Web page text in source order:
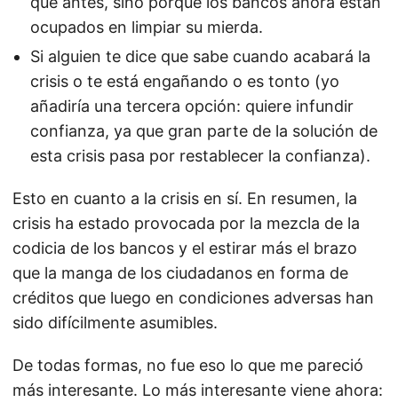
ocupados en limpiar su mierda.
Si alguien te dice que sabe cuando acabará la
crisis o te está engañando o es tonto (yo
añadiría una tercera opción: quiere infundir
confianza, ya que gran parte de la solución de
esta crisis pasa por restablecer la confianza).
Esto en cuanto a la crisis en sí. En resumen, la
crisis ha estado provocada por la mezcla de la
codicia de los bancos y el estirar más el brazo
que la manga de los ciudadanos en forma de
créditos que luego en condiciones adversas han
sido difícilmente asumibles.
De todas formas, no fue eso lo que me pareció
más interesante. Lo más interesante viene ahora: